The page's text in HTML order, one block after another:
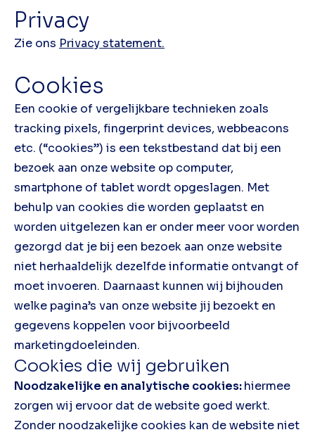
Privacy
Zie ons Privacy statement.
Cookies
Een cookie of vergelijkbare technieken zoals
tracking pixels, fingerprint devices, webbeacons
etc. (“cookies”) is een tekstbestand dat bij een
bezoek aan onze website op computer,
smartphone of tablet wordt opgeslagen. Met
behulp van cookies die worden geplaatst en
worden uitgelezen kan er onder meer voor worden
gezorgd dat je bij een bezoek aan onze website
niet herhaaldelijk dezelfde informatie ontvangt of
moet invoeren. Daarnaast kunnen wij bijhouden
welke pagina’s van onze website jij bezoekt en
gegevens koppelen voor bijvoorbeeld
marketingdoeleinden.
Cookies die wij gebruiken
Noodzakelijke en analytische cookies:hiermee
zorgen wij ervoor dat de website goed werkt.
Zonder noodzakelijke cookies kan de website niet